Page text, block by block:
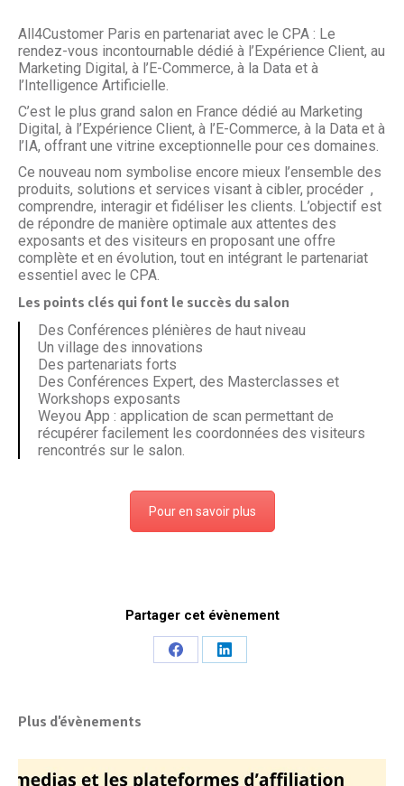
All4Customer Paris en partenariat avec le CPA : Le
rendez-vous incontournable dédié à l’Expérience Client, au
Marketing Digital, à l’E-Commerce, à la Data et à
l’Intelligence Artificielle.
C’est le plus grand salon en France dédié au Marketing
Digital, à l’Expérience Client, à l’E-Commerce, à la Data et à
l’IA, offrant une vitrine exceptionnelle pour ces domaines.
Ce nouveau nom symbolise encore mieux l’ensemble des
produits, solutions et services visant à cibler, procéder ,
comprendre, interagir et fidéliser les clients. L’objectif est
de répondre de manière optimale aux attentes des
exposants et des visiteurs en proposant une offre
complète et en évolution, tout en intégrant le partenariat
essentiel avec le CPA.
Les points clés qui font le succès du salon
Des Conférences plénières de haut niveau
Un village des innovations
Des partenariats forts
Des Conférences Expert, des Masterclasses et
Workshops exposants
Weyou App : application de scan permettant de
récupérer facilement les coordonnées des visiteurs
rencontrés sur le salon.
Pour en savoir plus
Partager cet évènement
Share
Share
Plus d'évènements